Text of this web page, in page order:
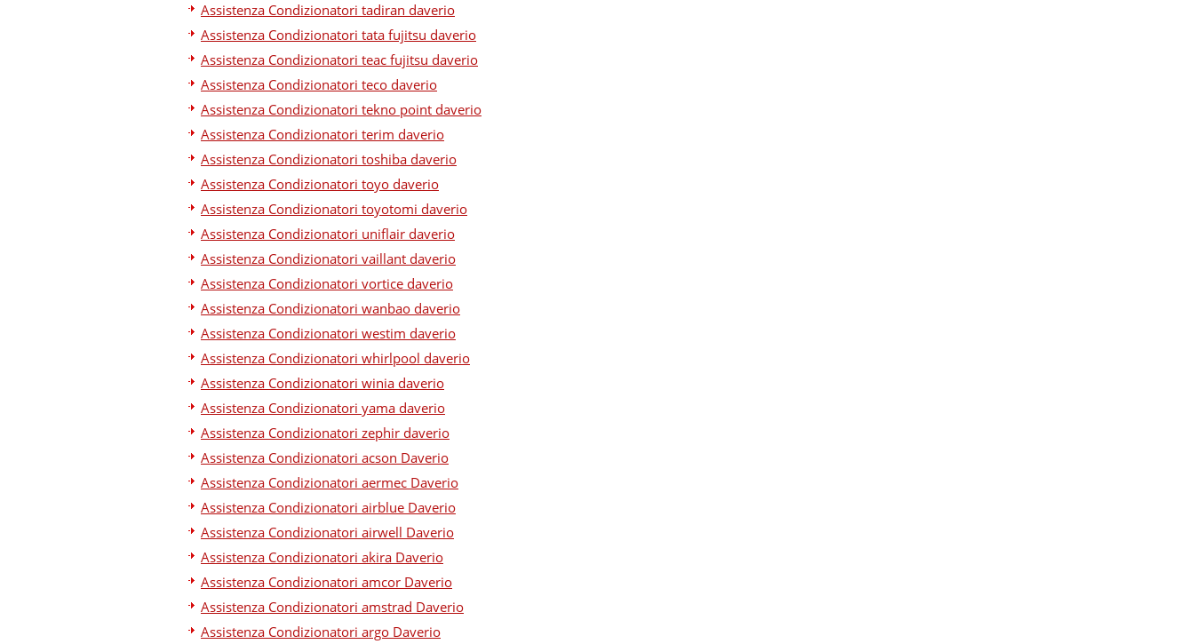
Assistenza Condizionatori tadiran daverio
Assistenza Condizionatori tata fujitsu daverio
Assistenza Condizionatori teac fujitsu daverio
Assistenza Condizionatori teco daverio
Assistenza Condizionatori tekno point daverio
Assistenza Condizionatori terim daverio
Assistenza Condizionatori toshiba daverio
Assistenza Condizionatori toyo daverio
Assistenza Condizionatori toyotomi daverio
Assistenza Condizionatori uniflair daverio
Assistenza Condizionatori vaillant daverio
Assistenza Condizionatori vortice daverio
Assistenza Condizionatori wanbao daverio
Assistenza Condizionatori westim daverio
Assistenza Condizionatori whirlpool daverio
Assistenza Condizionatori winia daverio
Assistenza Condizionatori yama daverio
Assistenza Condizionatori zephir daverio
Assistenza Condizionatori acson Daverio
Assistenza Condizionatori aermec Daverio
Assistenza Condizionatori airblue Daverio
Assistenza Condizionatori airwell Daverio
Assistenza Condizionatori akira Daverio
Assistenza Condizionatori amcor Daverio
Assistenza Condizionatori amstrad Daverio
Assistenza Condizionatori argo Daverio